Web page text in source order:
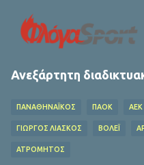
Ανεξάρτητη
ΠΑΝΑΘΗΝΑΪΚΟΣ ΠΑΟΚ ΑΕΚ
ΓΙΩΡΓΟΣ ΛΙΑΣΚΟΣ ΒΌΛΕΪ
ΑΤΡΟΜΗΤΟΣ